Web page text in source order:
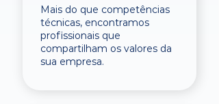
Mais do que competências
técnicas, encontramos
profissionais que
compartilham os valores da
sua empresa.